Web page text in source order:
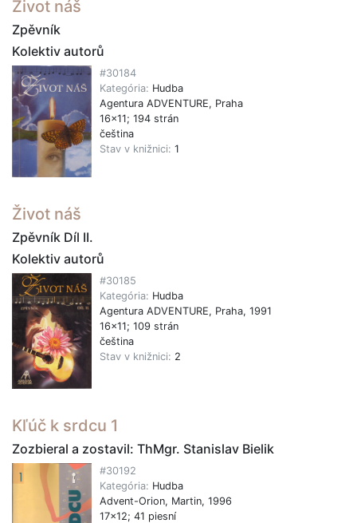
Život náš
Zpěvník
Kolektiv autorů
#30184
Kategória: Hudba
Agentura ADVENTURE, Praha
16x11; 194 strán
čeština
Stav v knižnici: 1
Život náš
Zpěvník Díl II.
Kolektiv autorů
#30185
Kategória: Hudba
Agentura ADVENTURE, Praha, 1991
16x11; 109 strán
čeština
Stav v knižnici: 2
Kľúč k srdcu 1
Zozbieral a zostavil: ThMgr. Stanislav Bielik
#30192
Kategória: Hudba
Advent-Orion, Martin, 1996
17x12; 41 piesní